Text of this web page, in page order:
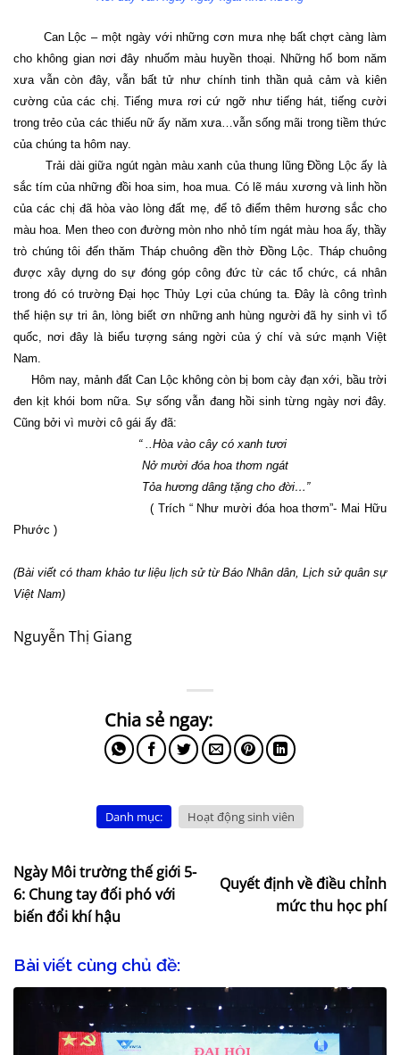
Can Lộc – một ngày với những cơn mưa nhẹ bất chợt càng làm
cho không gian nơi đây nhuốm màu huyền thoại. Những hố bom năm
xưa vẫn còn đây, vẫn bất tử như chính tinh thần quả cảm và kiên
cường của các chị. Tiếng mưa rơi cứ ngỡ như tiếng hát, tiếng cười
trong trẻo của các thiếu nữ ấy năm xưa…vẫn sống mãi trong tiềm thức
của chúng ta hôm nay.
Trải dài giữa ngút ngàn màu xanh của thung lũng Đồng Lộc ấy là
sắc tím của những đồi hoa sim, hoa mua. Có lẽ máu xương và linh hồn
của các chị đã hòa vào lòng đất mẹ, để tô điểm thêm hương sắc cho
màu hoa. Men theo con đường mòn nho nhỏ tím ngát màu hoa ấy, thầy
trò chúng tôi đến thăm Tháp chuông đền thờ Đồng Lộc. Tháp chuông
được xây dựng do sự đóng góp công đức từ các tổ chức, cá nhân
trong đó có trường Đại học Thủy Lợi của chúng ta. Đây là công trình
thể hiện sự tri ân, lòng biết ơn những anh hùng người đã hy sinh vì tổ
quốc, nơi đây là biểu tượng sáng ngời của ý chí và sức mạnh Việt
Nam
Hôm nay, mảnh đất Can Lộc không còn bị bom cày đạn xới, bầu trời
đen kịt khói bom nữa. Sự sống vẫn đang hồi sinh từng ngày nơi đây.
Cũng bởi vì mười cô gái ấy đã:
“ ..Hòa vào cây có xanh tươi
Nở mười đóa hoa thơm ngát
Tỏa hương dâng tặng cho đời…”
( Trích “ Như mười đóa hoa thơm”- Mai Hữu
Phước )
(Bài viết có tham khảo tư liệu lịch sử từ Báo Nhân dân, Lịch sử quân sự
Việt Nam)
Nguyễn Thị Giang
Danh mục: Hoạt động sinh viên
Ngày Môi trường thế giới 5-
6: Chung tay đối phó với
biến đổi khí hậu
Quyết định về điều chỉnh
mức thu học phí
Bài viết cùng chủ đề: